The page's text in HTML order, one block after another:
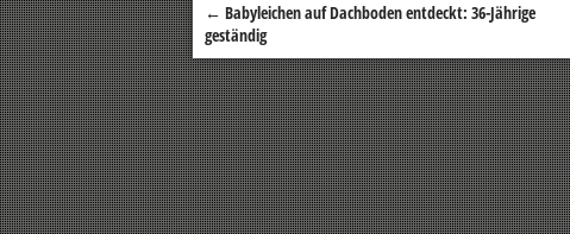
Beitragsnavigation
← Babyleichen auf Dachboden entdeckt: 36-Jährige
geständig